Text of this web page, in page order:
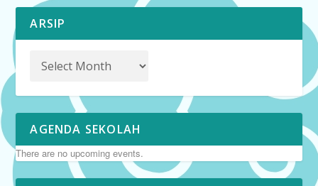
ARSIP
AGENDA SEKOLAH
There are no upcoming events.